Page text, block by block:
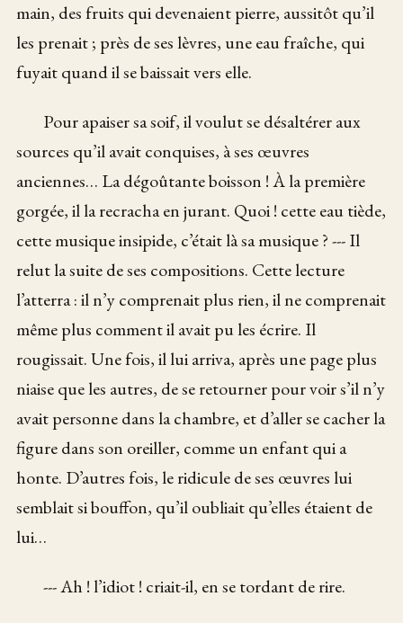
main, des fruits qui devenaient pierre, aussitôt qu’il
les prenait ; près de ses lèvres, une eau fraîche, qui
fuyait quand il se baissait vers elle.
Pour apaiser sa soif, il voulut se désaltérer aux
sources qu’il avait conquises, à ses œuvres
anciennes… La dégoûtante boisson ! À la première
gorgée, il la recracha en jurant. Quoi ! cette eau tiède,
cette musique insipide, c’était là sa musique ? --- Il
relut la suite de ses compositions. Cette lecture
l’atterra : il n’y comprenait plus rien, il ne comprenait
même plus comment il avait pu les écrire. Il
rougissait. Une fois, il lui arriva, après une page plus
niaise que les autres, de se retourner pour voir s’il n’y
avait personne dans la chambre, et d’aller se cacher la
figure dans son oreiller, comme un enfant qui a
honte. D’autres fois, le ridicule de ses œuvres lui
semblait si bouffon, qu’il oubliait qu’elles étaient de
lui…
--- Ah ! l’idiot ! criait-il, en se tordant de rire.